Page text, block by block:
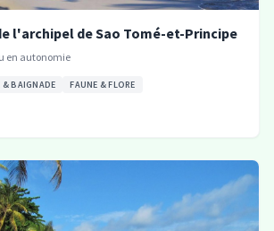
l'archipel de Sao Tomé-et-Principe
en autonomie
& BAIGNADE FAUNE & FLORE